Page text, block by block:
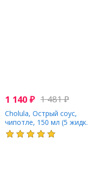
1 140 ₽ 1 481₽
Cholula, Острый соус,
чипотле, 150 мл (5 жидк.
Унций)